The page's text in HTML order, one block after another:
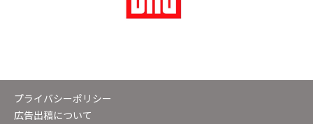
プライバシーポリシー
広告出稿について